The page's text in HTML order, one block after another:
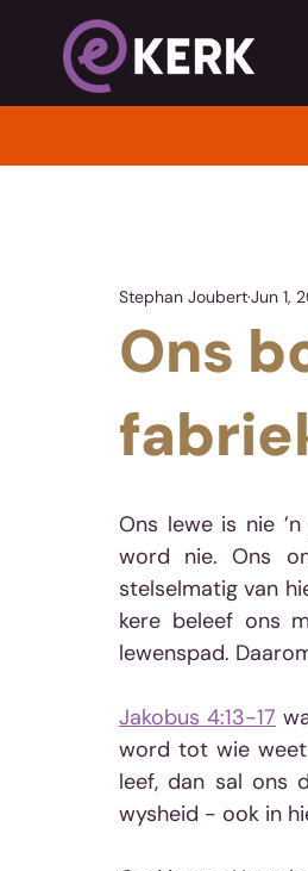
Ons
Stephan JoubertJun 1,
Ons lewe is nie
word nie. Ons
stelselmatig van
kere beleef ons
lewenspad.
Jakobus 4:13-17
word tot wie
leef, dan sal ons
wysheid - ook in